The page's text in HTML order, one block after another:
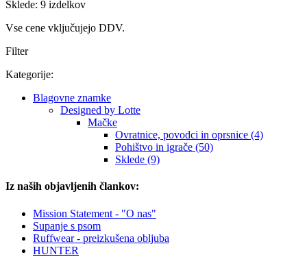
Sklede: 9 izdelkov
Vse cene vključujejo DDV.
Filter
Kategorije:
Blagovne znamke
Designed by Lotte
Mačke
Ovratnice, povodci in oprsnice (4)
Pohištvo in igrače (50)
Sklede (9)
Iz naših objavljenih člankov:
Mission Statement - "O nas"
Supanje s psom
Ruffwear - preizkušena obljuba
HUNTER